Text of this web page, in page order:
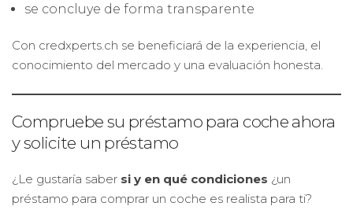
se concluye de forma transparente
Con credxperts.ch se beneficiará de la experiencia, el
conocimiento del mercado y una evaluación honesta.
Compruebe su préstamo para coche ahora
y solicite un préstamo
¿Le gustaría saber si y en qué condiciones ¿un
préstamo para comprar un coche es realista para ti?